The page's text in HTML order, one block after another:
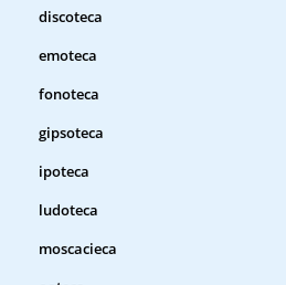
discoteca
emoteca
fonoteca
gipsoteca
ipoteca
ludoteca
moscacieca